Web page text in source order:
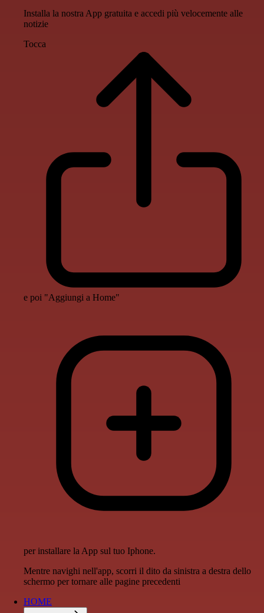
Installa la nostra App gratuita e accedi più velocemente alle
notizie
Tocca
e poi "Aggiungi a Home"
per installare la App sul tuo Iphone.
Mentre navighi nell'app, scorri il dito da sinistra a destra dello
schermo per tornare alle pagine precedenti
HOME